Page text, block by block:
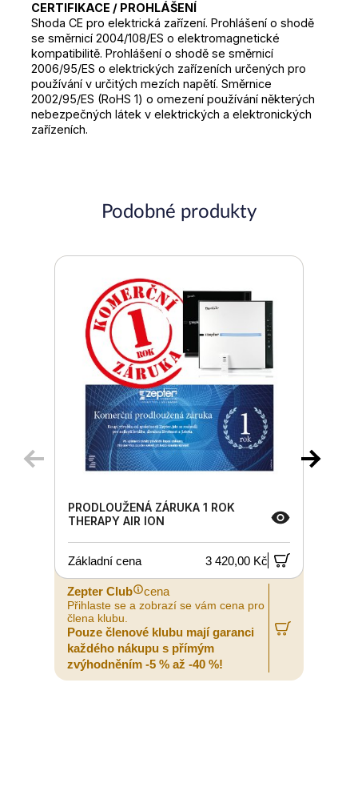
CERTIFIKACE / PROHLÁŠENÍ
Shoda CE pro elektrická zařízení. Prohlášení o shodě
se směrnicí 2004/108/ES o elektromagnetické
kompatibilitě. Prohlášení o shodě se směrnicí
2006/95/ES o elektrických zařízeních určených pro
používání v určitých mezích napětí. Směrnice
2002/95/ES (RoHS 1) o omezení používání některých
nebezpečných látek v elektrických a elektronických
zařízeních.
Podobné produkty
PRODLOUŽENÁ ZÁRUKA 1 ROK
THERAPY AIR ION
Základní cena 3 420,00 Kč
Zepter Club cena
Přihlaste se a zobrazí se vám cena pro
člena klubu.
Pouze členové klubu mají garanci
každého nákupu s přímým
zvýhodněním -5 % až -40 %!